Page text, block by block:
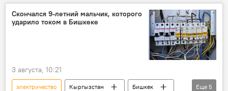
скорая помощь
мальчик
происшествие
Скончался 9-летний мальчик, которого
ударило током в Бишкеке
3 августа, 10:21
электричество Кыргызстан
Бишкек
Еще 5